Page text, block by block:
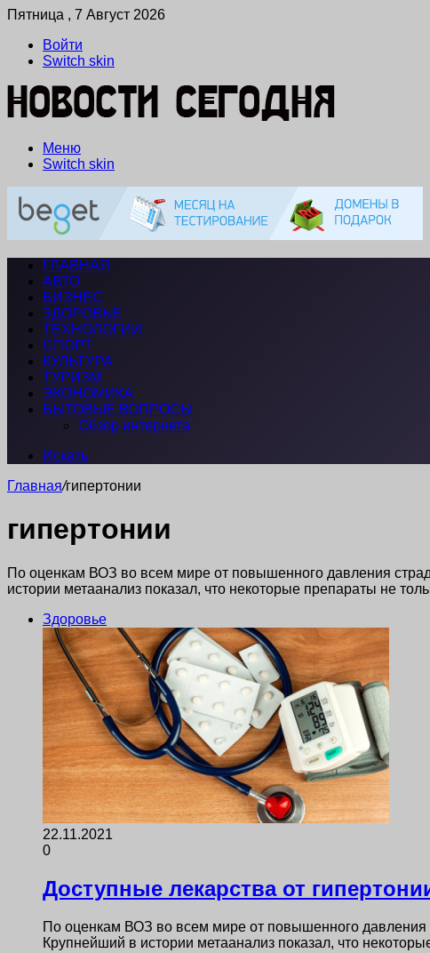
Пятница , 7 Август 2026
Войти
Switch skin
Меню
Switch skin
ГЛАВНАЯ
АВТО
БИЗНЕС
ЗДОРОВЬЕ
ТЕХНОЛОГИИ
СПОРТ
КУЛЬТУРА
ТУРИЗМ
ЭКОНОМИКА
БЫТОВЫЕ ВОПРОСЫ
Обзор интернета
Искать
Главная/гипертонии
гипертонии
По оценкам ВОЗ во всем мире от повышенного давления
истории метаанализ показал, что некоторые препараты не
Здоровье
22.11.2021
0
Доступные лекарства от
По оценкам ВОЗ во всем мире от повышенного давления
Крупнейший в истории метаанализ показал, что